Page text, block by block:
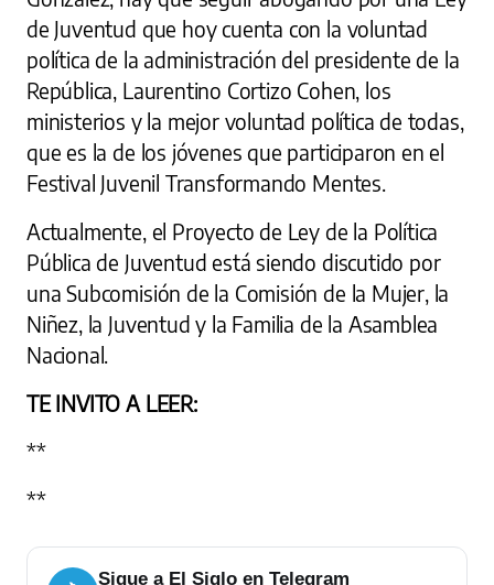
de Juventud que hoy cuenta con la voluntad
política de la administración del presidente de la
República, Laurentino Cortizo Cohen, los
ministerios y la mejor voluntad política de todas,
que es la de los jóvenes que participaron en el
Festival Juvenil Transformando Mentes.
Actualmente, el Proyecto de Ley de la Política
Pública de Juventud está siendo discutido por
una Subcomisión de la Comisión de la Mujer, la
Niñez, la Juventud y la Familia de la Asamblea
Nacional.
TE INVITO A LEER:
**
**
Sigue a El Siglo en Telegram